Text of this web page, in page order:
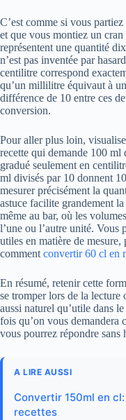
C’est comme si vous
et que vous montiez un
représentent une quantité
n’est pas inventée par
centilitre correspond
qu’un millilitre équivaut à
différence de 10 entre ces
conversion.
Pour aller plus loin,
recette qui demande 100 ml
gradué seulement en
ml divisés par 10 donnent
mesurer précisément la
astuce facilite grandement
même au bar, où les
l’une ou l’autre unité. Vous
utiles en matière de
comment convertir 60 cl en
En résumé, retenir cette
se tromper lors de la lecture
aussi naturel qu’utile dans
fois qu’on vous demandera
vous pourrez répondre sans
A LIRE AUSSI
Convertir 150ml en
recettes